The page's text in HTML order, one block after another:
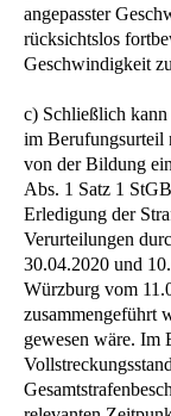
angepasster
rücksichtslos
Geschwindigkeit
c) Schließlich
im Berufungsurteil
von der Bildung
Abs. 1 Satz 1
Erledigung der
Verurteilungen
30.04.2020 und
Würzburg vom
zusammengeführt
gewesen wäre. Im